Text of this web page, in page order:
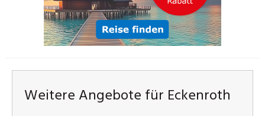
Weitere Angebote für Eckenroth